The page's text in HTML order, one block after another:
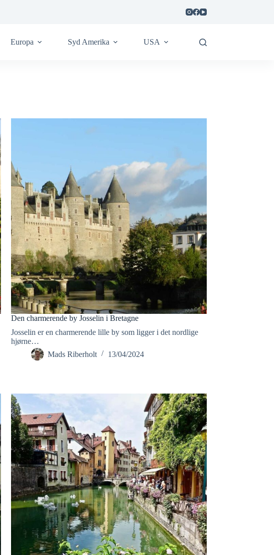
Europa Syd Amerika USA
Den charmerende by Josselin i Bretagne
Josselin er en charmerende lille by som ligger i det nordlige
hjørne…
Mads Riberholt
13/04/2024